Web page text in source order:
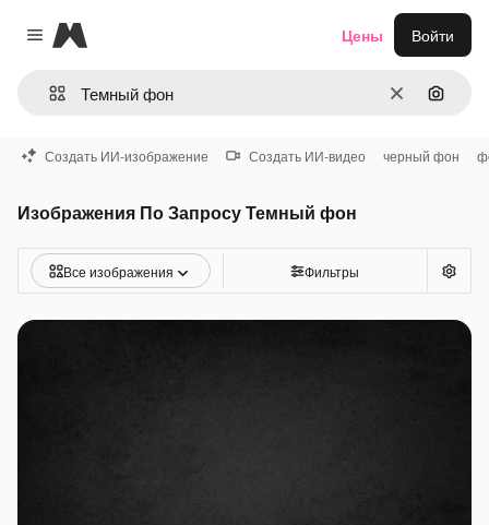
Close menu
Magnific
ОчиститьПоиск
Цены Войти
Создать ИИ-изображение Создать ИИ-видео черный фон
Изображения По Запросу Темный фон
Все изображения Фильтры